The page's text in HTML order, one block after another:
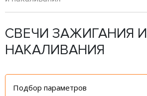
СВЕЧИ ЗАЖИГАНИЯ И
НАКАЛИВАНИЯ
Подбор параметров